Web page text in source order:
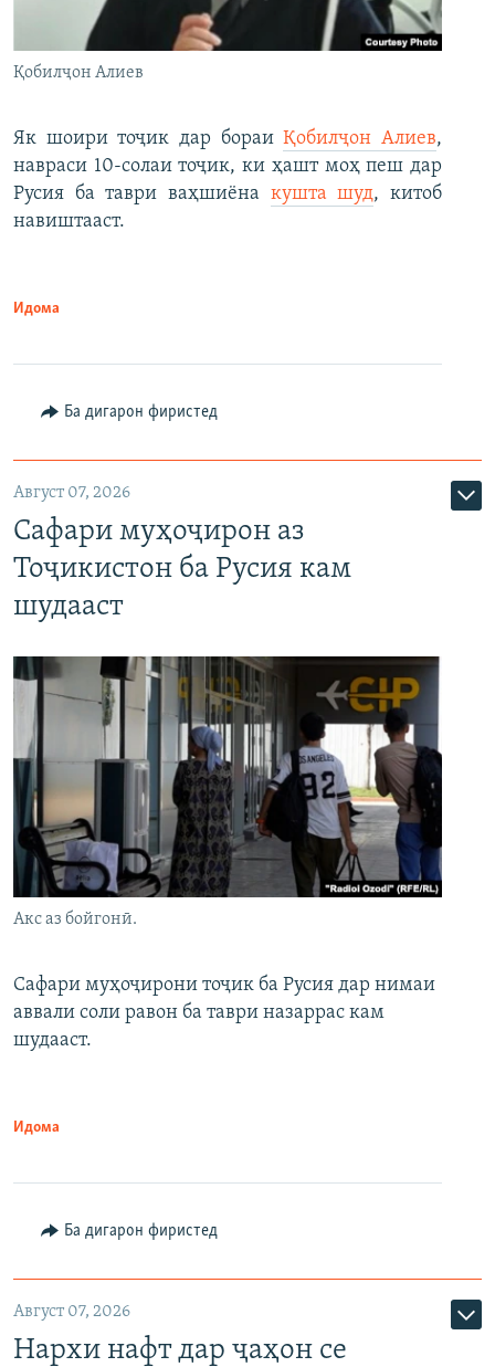
Қобилҷон Алиев
Як шоири тоҷик дар бораиҚобилҷон Алиев,
навраси 10-солаи тоҷик, ки ҳашт моҳ пеш дар
Русия ба таври ваҳшиёна кушта шуд, китоб
навиштааст.
Идома
Ба дигарон фиристед
Август 07, 2026
Сафари муҳоҷирон аз
Тоҷикистон ба Русия кам
шудааст
Акс аз бойгонӣ.
Сафари муҳоҷирони тоҷик ба Русия дар нимаи
аввали соли равон ба таври назаррас кам
шудааст.
Идома
Ба дигарон фиристед
Август 07, 2026
Нархи нафт дар ҷаҳон се